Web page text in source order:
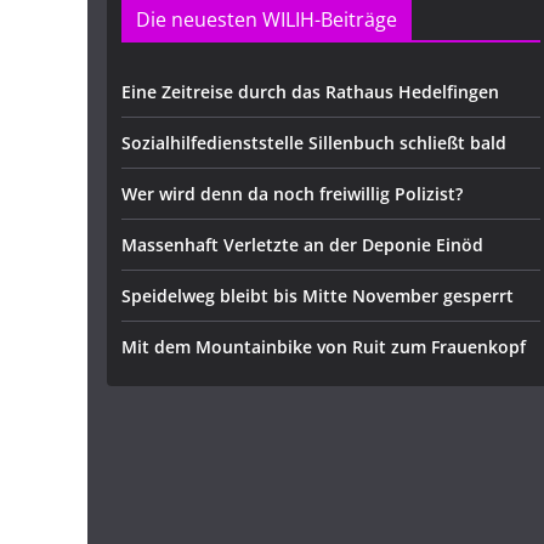
Die neuesten WILIH-Beiträge
Eine Zeitreise durch das Rathaus Hedelfingen
Sozialhilfedienststelle Sillenbuch schließt bald
Wer wird denn da noch freiwillig Polizist?
Massenhaft Verletzte an der Deponie Einöd
Speidelweg bleibt bis Mitte November gesperrt
Mit dem Mountainbike von Ruit zum Frauenkopf